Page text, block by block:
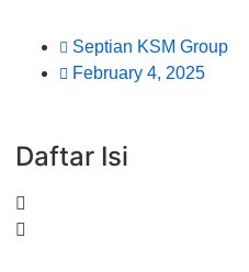
Septian KSM Group
February 4, 2025
Daftar Isi